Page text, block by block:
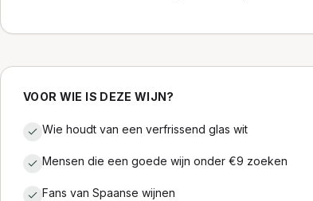
VOOR WIE IS DEZE WIJN?
Wie houdt van een verfrissend glas wit
Mensen die een goede wijn onder €9 zoeken
Fans van Spaanse wijnen